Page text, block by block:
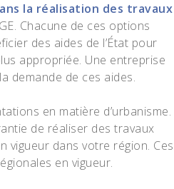
la réalisation des travaux
Chacune de ces options
des aides de l’État pour
appropriée. Une entreprise
demande de ces aides.
en matière d’urbanisme.
de réaliser des travaux
vigueur dans votre région. Ces
en vigueur.